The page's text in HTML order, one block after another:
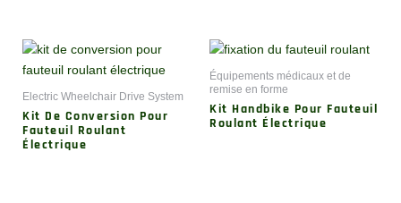
Electric Wheelchair Drive System
Kit De Conversion Pour
Fauteuil Roulant
Électrique
Équipements médicaux et de
remise en forme
Kit Handbike Pour Fauteuil
Roulant Électrique